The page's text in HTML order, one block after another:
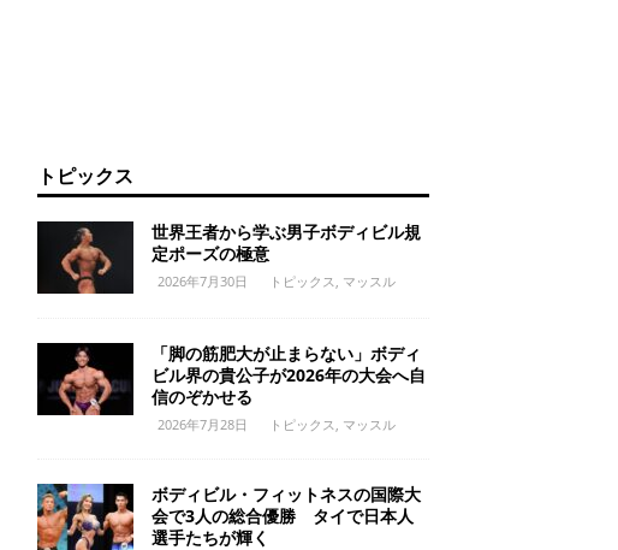
トピックス
世界王者から学ぶ男子ボディビル規
定ポーズの極意
2026年7月30日 トピックス マッスル
「脚の筋肥大が止まらない」ボディ
ビル界の貴公子が2026年の大会へ自
信のぞかせる
2026年7月28日 トピックス マッスル
ボディビル・フィットネスの国際大
会で3人の総合優勝 タイで日本人
選手たちが輝く